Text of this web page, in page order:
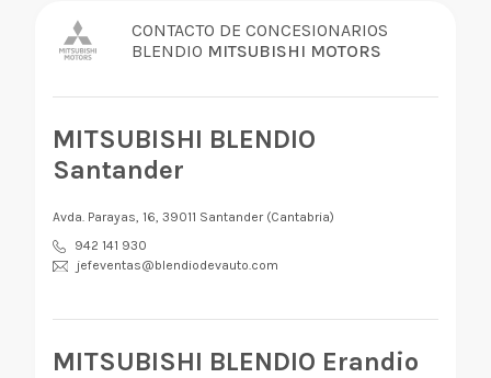
CONTACTO DE CONCESIONARIOS
BLENDIO MITSUBISHI MOTORS
MITSUBISHI BLENDIO
Santander
Avda. Parayas, 16, 39011 Santander (Cantabria)
942 141 930
jefeventas@blendiodevauto.com
MITSUBISHI BLENDIO Erandio